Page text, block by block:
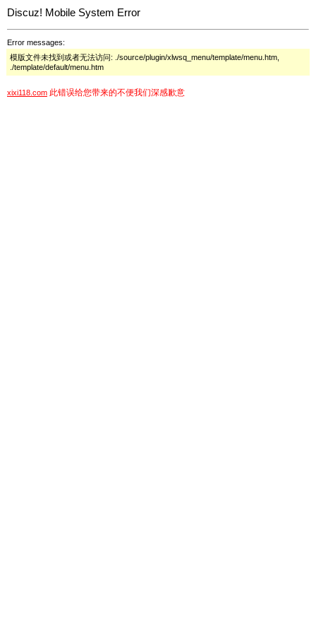
Discuz! Mobile System Error
Error messages:
模版文件未找到或者无法访问: ./source/plugin/xlwsq_menu/template/menu.htm,
./template/default/menu.htm
xixi118.com 此错误给您带来的不便我们深感歉意